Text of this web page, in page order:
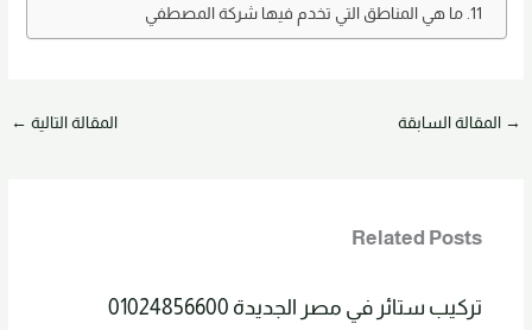
ما هي المناطق التي تخدم فيها شركة المصطفي
→ المقالة السابقة المقالة التالية ←
Related Posts
تركيب ستائر في مصر الجديدة 01024856600